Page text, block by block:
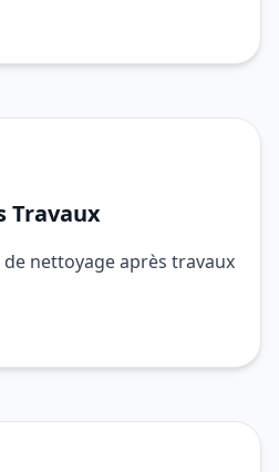
Travaux
nettoyage après travaux